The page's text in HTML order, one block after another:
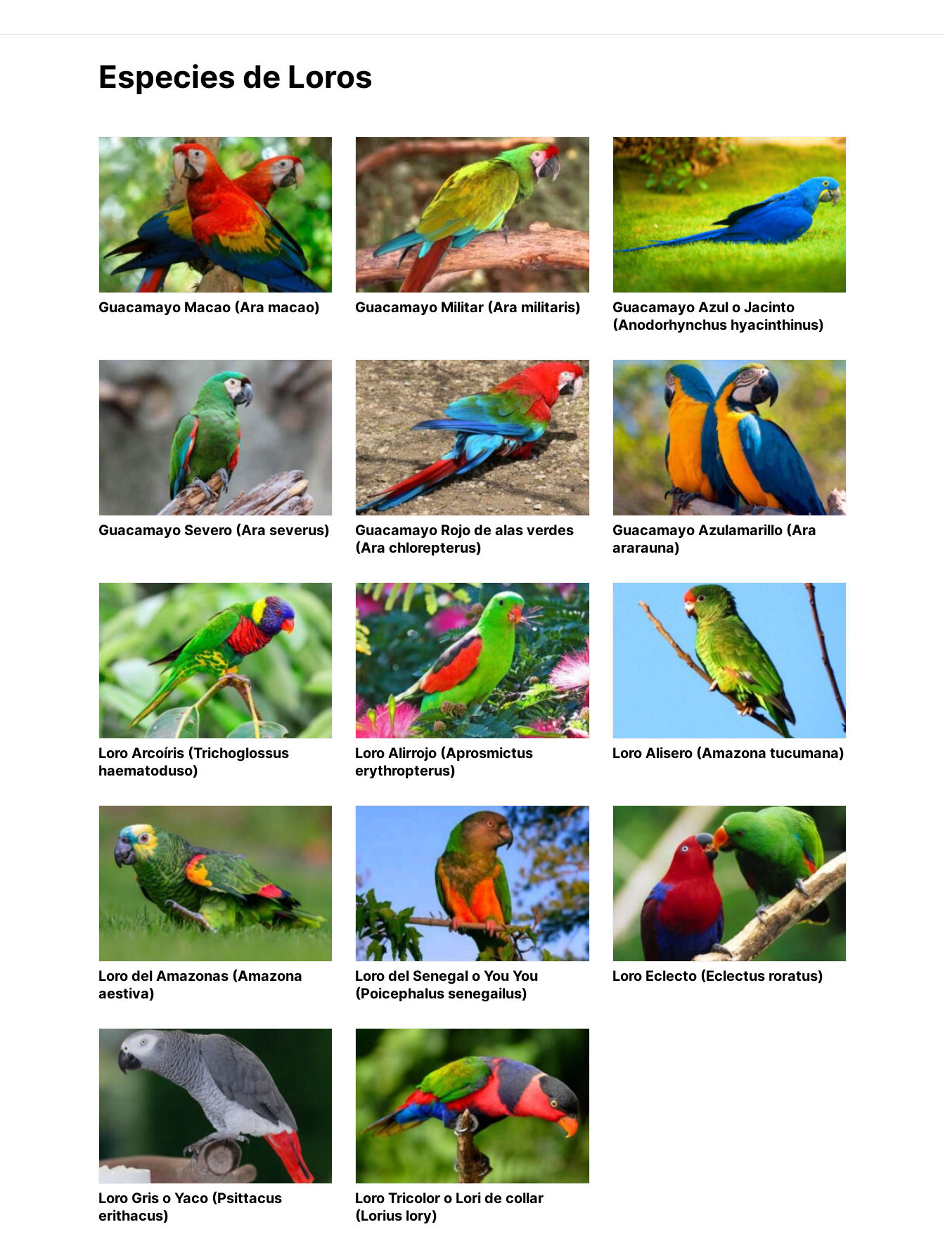
Especies de Loros
Guacamayo Macao (Ara macao) Guacamayo Militar (Ara militaris)
Guacamayo Azul o Jacinto
(Anodorhynchus hyacinthinus)
Guacamayo Severo (Ara severus)
Guacamayo Rojo de alas verdes
(Ara chlorepterus)
Guacamayo Azulamarillo (Ara
ararauna)
Loro Arcoíris (Trichoglossus
haematoduso)
Loro Alirrojo (Aprosmictus
erythropterus)
Loro Alisero (Amazona tucumana)
Loro del Amazonas (Amazona
aestiva)
Loro del Senegal o You You
(Poicephalus senegailus)
Loro Eclecto (Eclectus roratus)
Loro Gris o Yaco (Psittacus
erithacus)
Loro Tricolor​ o Lori de collar
(Lorius lory)